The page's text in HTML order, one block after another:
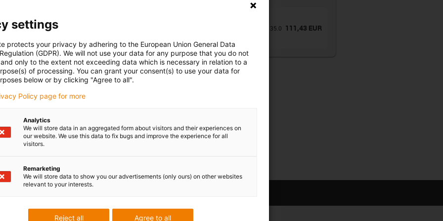
4040C.05.135.0 111,43 EUR
check
interior [Bi]
[mm]
settings
protects your privacy by adhering to the European Union General Data
(GDPR). We will not use your data for any purpose that you do not
only to the extent not exceeding data which is necessary in relation to a
of processing. You can grant your consent(s) to use your data for
below or by clicking "Agree to all".
Policy page for more
Analytics
We will store data in an aggregated form about visitors and their experiences on
our website. We use this data to fix bugs and improve the experience for all
visitors.
Remarketing
We will store data to show you our advertisements (only ours) on other websites
relevant to your interests.
Agree to all
Reject all